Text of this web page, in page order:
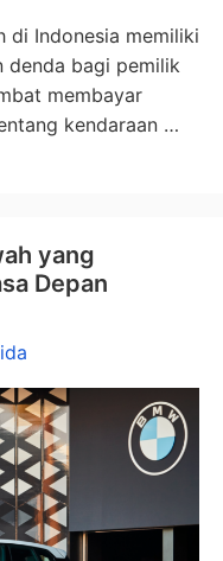
di Indonesia memiliki
denda bagi pemilik
membayar
kendaraan …
yang
Depan